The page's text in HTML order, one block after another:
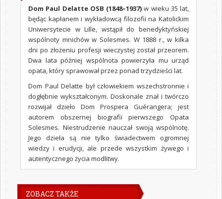
Dom Paul Delatte OSB (1848–1937) w wieku 35 lat,
będąc kapłanem i wykładowcą filozofii na Katolickim
Uniwersytecie w Lille, wstąpił do benedyktyńskiej
wspólnoty mnichów w Solesmes. W 1888 r., w kilka
dni po złożeniu profesji wieczystej został przeorem.
Dwa lata później wspólnota powierzyła mu urząd
opata, który sprawował przez ponad trzydzieści lat.
Dom Paul Delatte był człowiekiem wszechstronnie i
dogłębnie wykształconym. Doskonale znał i twórczo
rozwijał dzieło Dom Prospera Guérangera; jest
autorem obszernej biografii pierwszego Opata
Solesmes. Niestrudzenie nauczał swoją wspólnotę.
Jego dzieła są nie tylko świadectwem ogromnej
wiedzy i erudycji, ale przede wszystkim żywego i
autentycznego życia modlitwy.
ZOBACZ TAKŻE